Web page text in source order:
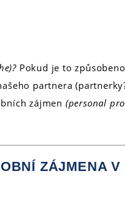
Pokud je to
partnera
zájmen (personal
ZÁJMENA V